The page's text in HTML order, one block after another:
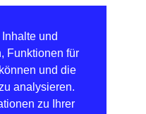
und
Funktionen für
und die
analysieren.
zu Ihrer